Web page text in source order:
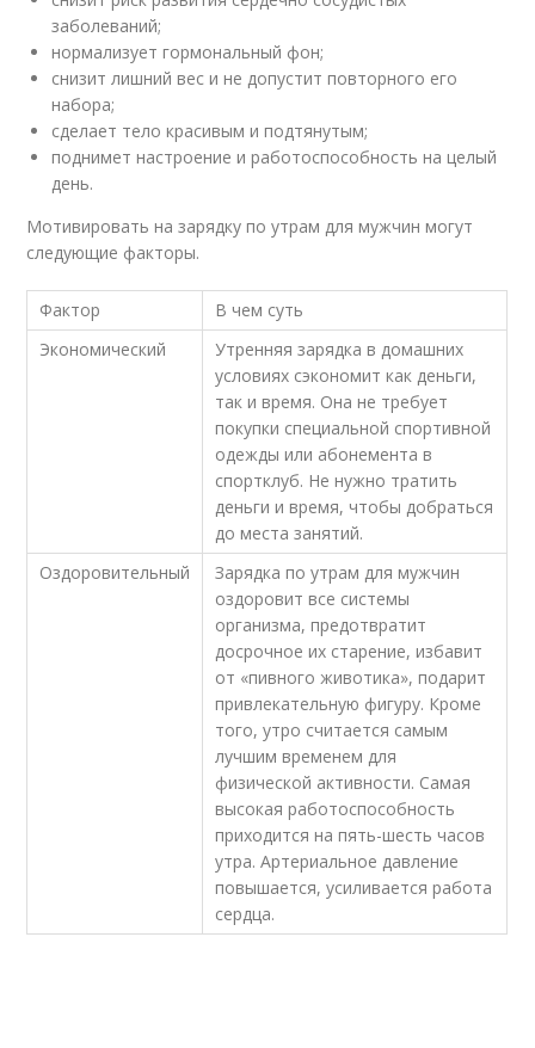
заболеваний;
нормализует гормональный фон;
снизит лишний вес и не допустит повторного его
набора;
сделает тело красивым и подтянутым;
поднимет настроение и работоспособность на целый
день.
Мотивировать на зарядку по утрам для мужчин могут
следующие факторы.
Фактор
В чем суть
Экономический
Утренняя зарядка в домашних
условиях сэкономит как деньги,
так и время. Она не требует
покупки специальной спортивной
одежды или абонемента в
спортклуб. Не нужно тратить
деньги и время, чтобы добраться
до места занятий.
Оздоровительный
Зарядка по утрам для мужчин
оздоровит все системы
организма, предотвратит
досрочное их старение, избавит
от «пивного животика», подарит
привлекательную фигуру. Кроме
того, утро считается самым
лучшим временем для
физической активности. Самая
высокая работоспособность
приходится на пять-шесть часов
утра. Артериальное давление
повышается, усиливается работа
сердца.